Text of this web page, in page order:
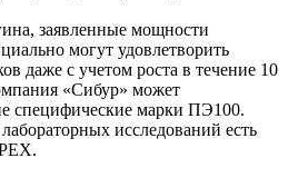
заявленные мощности
могут удовлетворить
даже с учетом роста в течение 10
«Сибур» может
специфические марки ПЭ100.
исследований есть